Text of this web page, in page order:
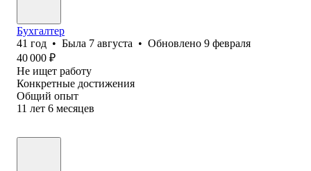
Бухгалтер
41 год • Была 7 августа • Обновлено 9 февраля
40 000 ₽
Не ищет работу
Конкретные достижения
Общий опыт
11 лет 6 месяцев